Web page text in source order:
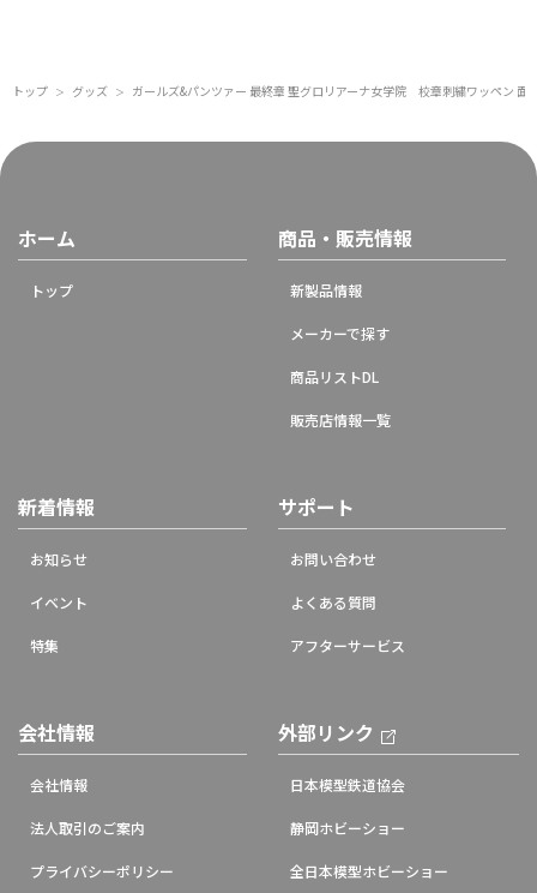
トップ ＞ グッズ ＞ ガールズ&パンツァー 最終章 聖グロリアーナ女学院 校章刺繍ワッペン 面
ホーム
トップ
商品・販売情報
新製品情報
メーカーで探す
商品リストDL
販売店情報一覧
新着情報
お知らせ
イベント
特集
サポート
お問い合わせ
よくある質問
アフターサービス
会社情報
会社情報
法人取引のご案内
プライバシーポリシー
外部リンク
日本模型鉄道協会
静岡ホビーショー
全日本模型ホビーショー